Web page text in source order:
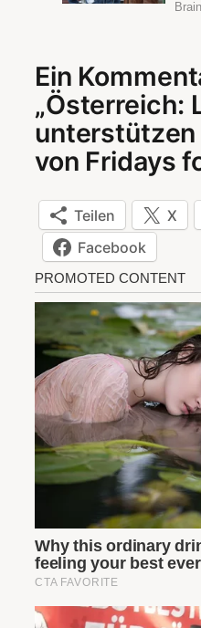
Ein
„Österreich:
von Fridays
Teilen X
Facebook